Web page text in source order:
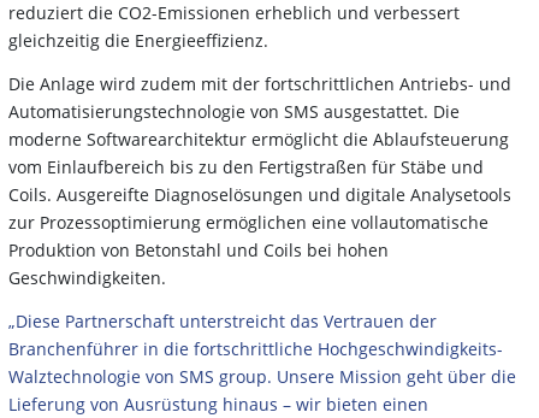
reduziert die CO2-Emissionen erheblich und verbessert
gleichzeitig die Energieeffizienz.
Die Anlage wird zudem mit der fortschrittlichen Antriebs- und
Automatisierungstechnologie von SMS ausgestattet. Die
moderne Softwarearchitektur ermöglicht die Ablaufsteuerung
vom Einlaufbereich bis zu den Fertigstraßen für Stäbe und
Coils. Ausgereifte Diagnoselösungen und digitale Analysetools
zur Prozessoptimierung ermöglichen eine vollautomatische
Produktion von Betonstahl und Coils bei hohen
Geschwindigkeiten.
„Diese Partnerschaft unterstreicht das Vertrauen der
Branchenführer in die fortschrittliche Hochgeschwindigkeits-
Walztechnologie von SMS group. Unsere Mission geht über die
Lieferung von Ausrüstung hinaus – wir bieten einen